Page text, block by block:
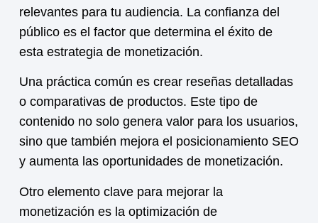
relevantes para tu audiencia. La confianza del
público es el factor que determina el éxito de
esta estrategia de monetización.
Una práctica común es crear reseñas detalladas
o comparativas de productos. Este tipo de
contenido no solo genera valor para los usuarios,
sino que también mejora el posicionamiento SEO
y aumenta las oportunidades de monetización.
Otro elemento clave para mejorar la
monetización es la optimización de